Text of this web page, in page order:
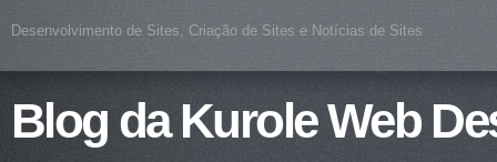
Desenvolvimento de Sites, Criação de Sites e Notícias de Sites
Blog da Kurole Web